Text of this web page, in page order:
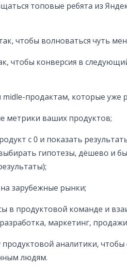
топовые ребята из
чтобы волноваться чуть
чтобы конверсия в
продактам, которые уже
метрики ваших продуктов;
с 0 и показать
гипотезы, дёшево и
зарубежные рынки;
в продуктовой команде и
маркетинг,
аналитики,
людям.